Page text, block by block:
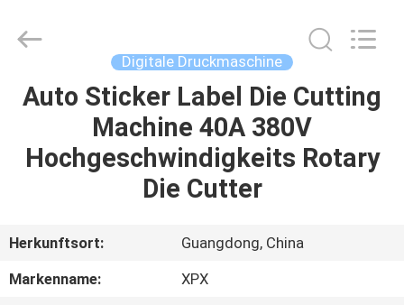
ZU
VIDEOS
Reserved.
Digitale Druckmaschine
Auto Sticker Label Die Cutting
Machine 40A 380V
Hochgeschwindigkeits Rotary
Die Cutter
Herkunftsort:
Guangdong, China
Markenname:
XPX